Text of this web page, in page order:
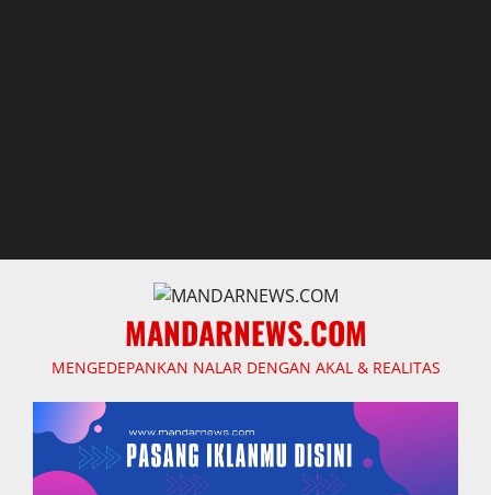
MANDARNEWS.COM
MENGEDEPANKAN NALAR DENGAN AKAL & REALITAS